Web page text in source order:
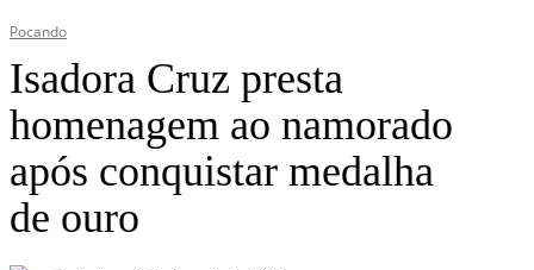
Pocando
Isadora Cruz presta
homenagem ao namorado
após conquistar medalha
de ouro